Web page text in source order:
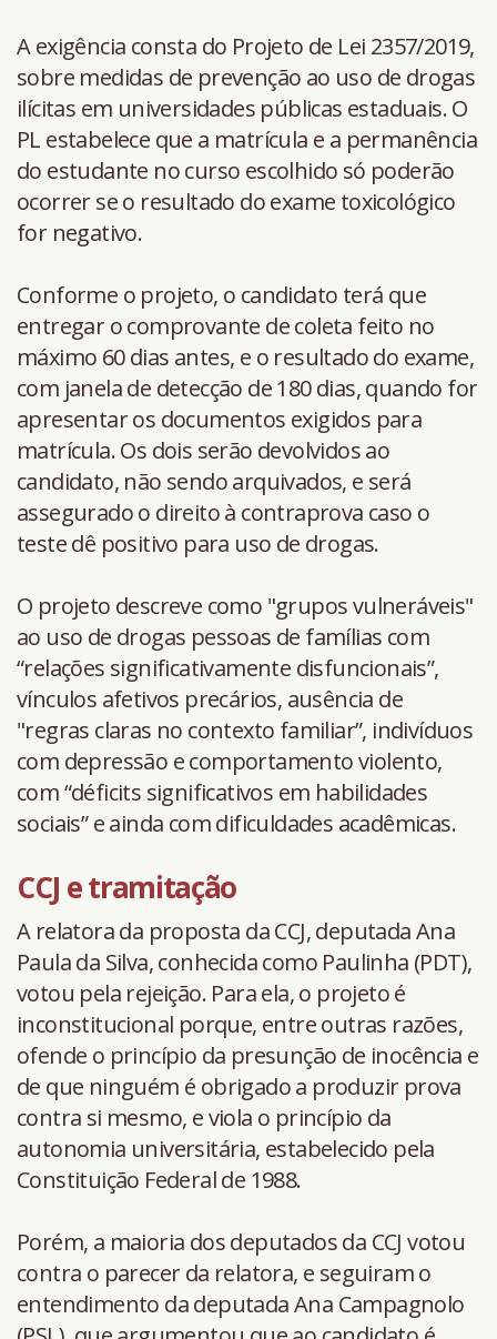
A exigência consta do Projeto de Lei 2357/2019,
sobre medidas de prevenção ao uso de drogas
ilícitas em universidades públicas estaduais. O
PL estabelece que a matrícula e a permanência
do estudante no curso escolhido só poderão
ocorrer se o resultado do exame toxicológico
for negativo.
Conforme o projeto, o candidato terá que
entregar o comprovante de coleta feito no
máximo 60 dias antes, e o resultado do exame,
com janela de detecção de 180 dias, quando for
apresentar os documentos exigidos para
matrícula. Os dois serão devolvidos ao
candidato, não sendo arquivados, e será
assegurado o direito à contraprova caso o
teste dê positivo para uso de drogas.
O projeto descreve como "grupos vulneráveis"
ao uso de drogas pessoas de famílias com
“relações significativamente disfuncionais”,
vínculos afetivos precários, ausência de
"regras claras no contexto familiar”, indivíduos
com depressão e comportamento violento,
com “déficits significativos em habilidades
sociais” e ainda com dificuldades acadêmicas.
CCJ e tramitação
A relatora da proposta da CCJ, deputada Ana
Paula da Silva, conhecida como Paulinha (PDT),
votou pela rejeição. Para ela, o projeto é
inconstitucional porque, entre outras razões,
ofende o princípio da presunção de inocência e
de que ninguém é obrigado a produzir prova
contra si mesmo, e viola o princípio da
autonomia universitária, estabelecido pela
Constituição Federal de 1988.
Porém, a maioria dos deputados da CCJ votou
contra o parecer da relatora, e seguiram o
entendimento da deputada Ana Campagnolo